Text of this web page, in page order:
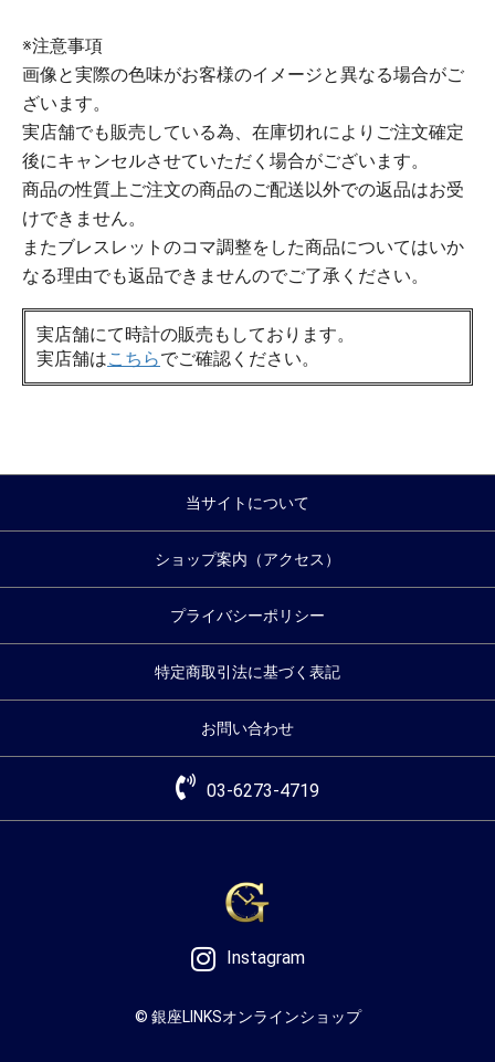
※注意事項
画像と実際の色味がお客様のイメージと異なる場合がご
ざいます。
実店舗でも販売している為、在庫切れによりご注文確定
後にキャンセルさせていただく場合がございます。
商品の性質上ご注文の商品のご配送以外での返品はお受
けできません。
またブレスレットのコマ調整をした商品についてはいか
なる理由でも返品できませんのでご了承ください。
実店舗にて時計の販売もしております。
実店舗はこちらでご確認ください。
当サイトについて
ショップ案内（アクセス）
プライバシーポリシー
特定商取引法に基づく表記
お問い合わせ
03-6273-4719
Instagram
© 銀座LINKSオンラインショップ